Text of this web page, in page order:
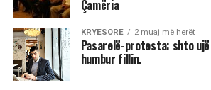
Çamëria
KRYESORE 2 muaj më herët
Pasarelë-protesta: shto
humbur fillin.